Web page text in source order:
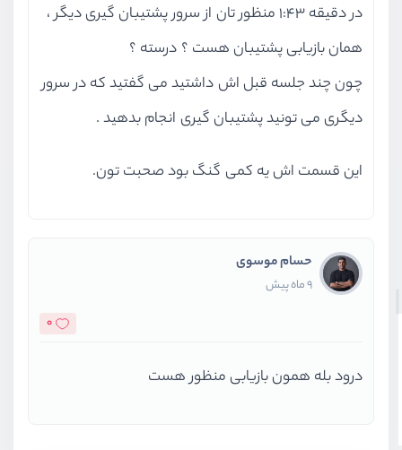
در دقیقه ۱:۴۳ منظور تان از سرور پشتیبان گیری دیگر ،
همان بازیابی پشتیبان هست ؟ درسته ؟
چون چند جلسه قبل اش داشتید می گفتید که در سرور
دیگری می تونید پشتیبان گیری انجام بدهید .
این قسمت اش یه کمی گنگ بود صحبت تون.
حسام موسوی
9 ماه پیش
0
درود بله همون بازیابی منظور هست